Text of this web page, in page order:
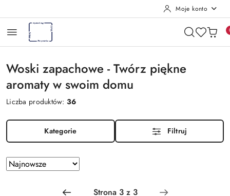
Moje konto
Woski zapachowe - Twórz piękne
aromaty w swoim domu
Liczba produktów:36
Kategorie Filtruj
Zastosowano
sortowanie:
Sortuj
według